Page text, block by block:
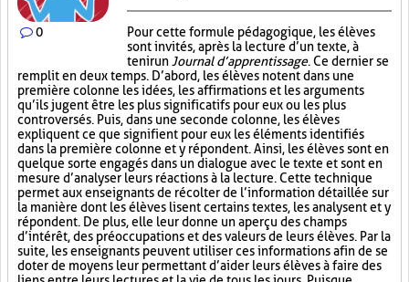
0
Pour cette formule pédagogique, les élèves
sont invités, après la lecture d’un texte, à
tenir un Journal d’apprentissage. Ce dernier se
remplit en deux temps. D’abord, les élèves notent dans une
première colonne les idées, les affirmations et les arguments
qu’ils jugent être les plus significatifs pour eux ou les plus
controversés. Puis, dans une seconde colonne, les élèves
expliquent ce que signifient pour eux les éléments identifiés
dans la première colonne et y répondent. Ainsi, les élèves sont en
quelque sorte engagés dans un dialogue avec le texte et sont en
mesure d’analyser leurs réactions à la lecture. Cette technique
permet aux enseignants de récolter de l’information détaillée sur
la manière dont les élèves lisent certains textes, les analysent et y
répondent. De plus, elle leur donne un aperçu des champs
d’intérêt, des préoccupations et des valeurs de leurs élèves. Par la
suite, les enseignants peuvent utiliser ces informations afin de se
doter de moyens leur permettant d’aider leurs élèves à faire des